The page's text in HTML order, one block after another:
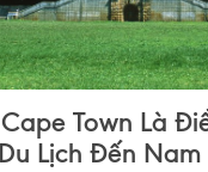
Cape Town Là
Lịch Đến Nam